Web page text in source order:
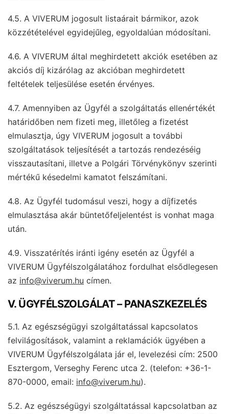
4.5. A VIVERUM jogosult listaárait bármikor, azok
közzétételével egyidejűleg, egyoldalúan módosítani.
4.6. A VIVERUM által meghirdetett akciók esetében az
akciós díj kizárólag az akcióban meghirdetett
feltételek teljesülése esetén érvényes.
4.7. Amennyiben az Ügyfél a szolgáltatás ellenértékét
határidőben nem fizeti meg, illetőleg a fizetést
elmulasztja, úgy VIVERUM jogosult a további
szolgáltatások teljesítését a tartozás rendezéséig
visszautasítani, illetve a Polgári Törvénykönyv szerinti
mértékű késedelmi kamatot felszámítani.
4.8. Az Ügyfél tudomásul veszi, hogy a díjfizetés
elmulasztása akár büntetőfeljelentést is vonhat maga
után.
4.9. Visszatérítés iránti igény esetén az Ügyfél a
VIVERUM Ügyfélszolgálatához fordulhat elsődlegesen
az info@viverum.hu címen.
V. ÜGYFÉLSZOLGÁLAT – PANASZKEZELÉS
5.1. Az egészségügyi szolgáltatással kapcsolatos
felvilágosítások, valamint a reklamációk ügyében a
VIVERUM Ügyfélszolgálata jár el, levelezési cím: 2500
Esztergom, Verseghy Ferenc utca 2. (telefon: +36-1-
870-0000, email: info@viverum.hu).
5.2. Az egészségügyi szolgáltatással kapcsolatban az